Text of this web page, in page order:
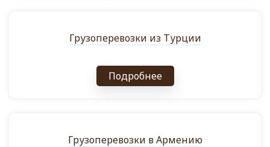
Грузоперевозки из Турции
Подробнее
Грузоперевозки в Армению